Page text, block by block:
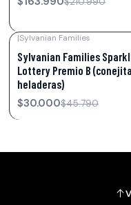
|Sylvanian Families
Sylvanian Families
Lottery Premio B
heladeras)
$30.000$45.790